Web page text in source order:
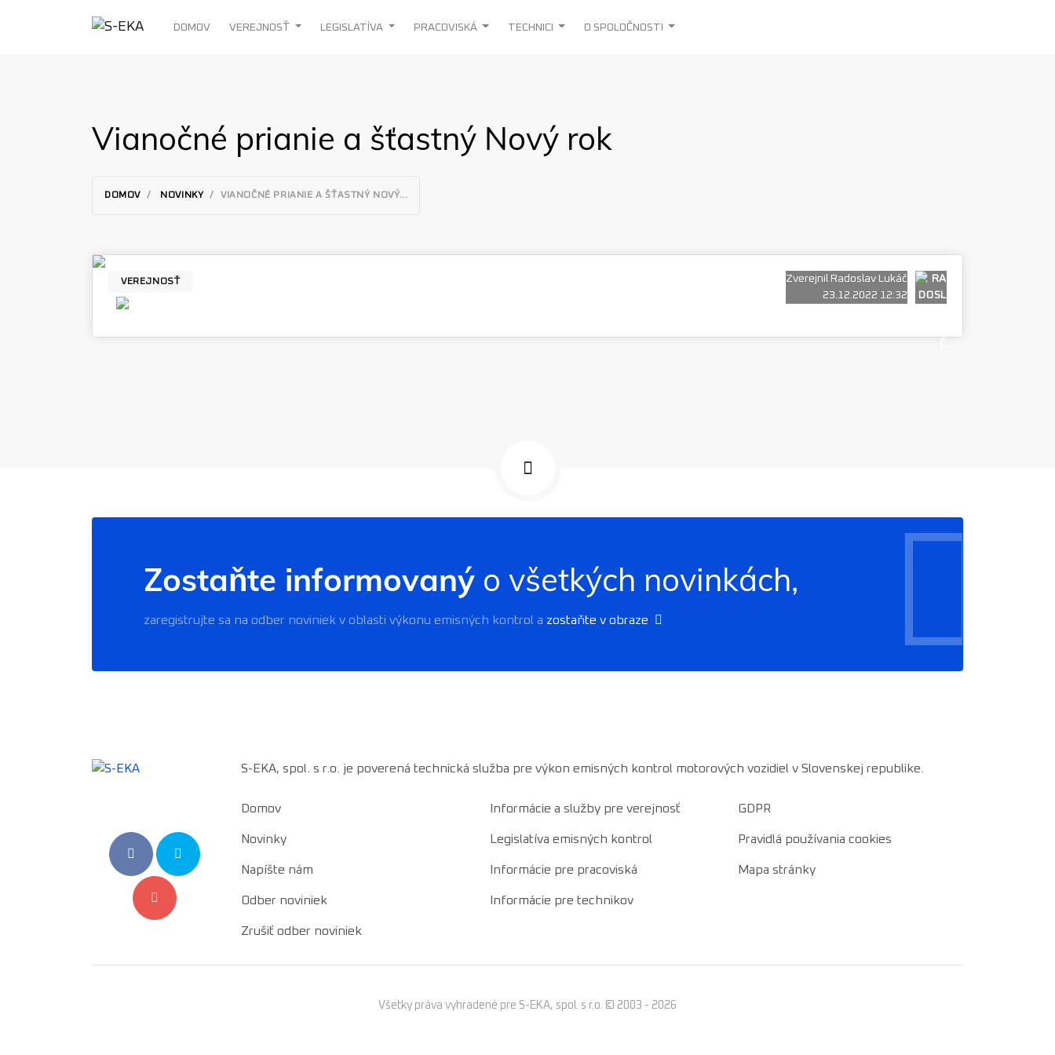
Povoliť cookies DOMOV VEREJNOSŤ LEGISLATÍVA PRACOVISKÁ TECHNICI O SPOLOČNOSTI
Vianočné prianie a šťastný Nový rok
DOMOV NOVINKY VIANOČNÉ PRIANIE A ŠŤASTNÝ NOVÝ...
VEREJNOSŤ
Zverejnil Radoslav Lukáč
23.12.2022 12:32
Zostaňte informovaný o všetkých novinkách,
zaregistrujte sa na odber noviniek v oblasti výkonu emisných kontrol a zostaňte v obraze
S-EKA, spol. s r.o. je poverená technická služba pre výkon emisných kontrol motorových vozidiel v Slovenskej republike.
Domov
Novinky
Napíšte nám
Odber noviniek
Zrušiť odber noviniek
Informácie a služby pre verejnosť
Legislatíva emisných kontrol
Informácie pre pracoviská
Informácie pre technikov
GDPR
Pravidlá používania cookies
Mapa stránky
Všetky práva vyhradené pre S-EKA, spol. s r.o. © 2003 - 2026